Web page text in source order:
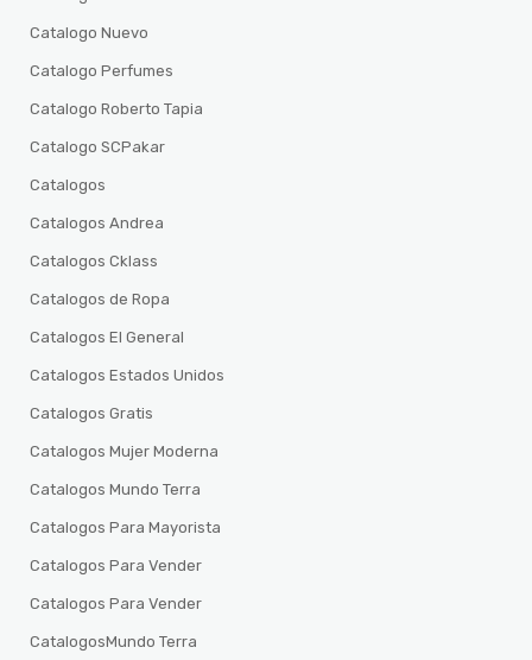
Catalogo Nuevo
Catalogo Perfumes
Catalogo Roberto Tapia
Catalogo SCPakar
Catalogos
Catalogos Andrea
Catalogos Cklass
Catalogos de Ropa
Catalogos El General
Catalogos Estados Unidos
Catalogos Gratis
Catalogos Mujer Moderna
Catalogos Mundo Terra
Catalogos Para Mayorista
Catalogos Para Vender
Catalogos Para Vender
CatalogosMundo Terra